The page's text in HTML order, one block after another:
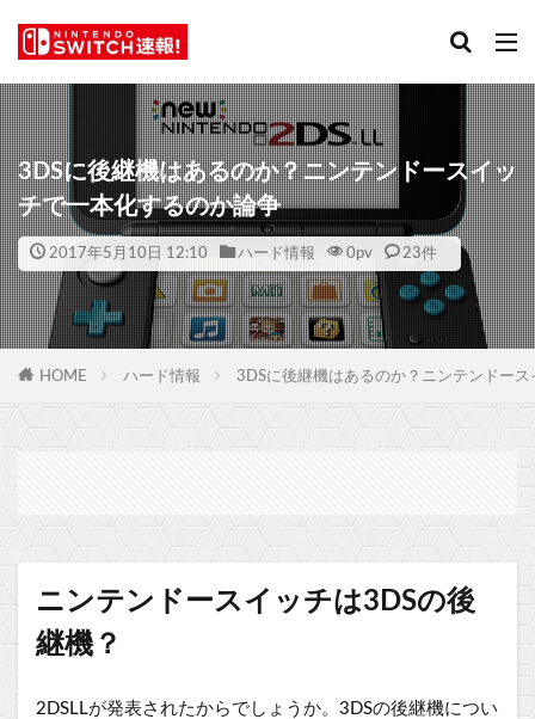
3DSに後継機はあるのか？ニンテンドースイッ
チで一本化するのか論争
2017年5月10日 12:10 ハード情報 0pv 23件
HOME ハード情報 3DSに後継機はあるのか？ニンテンドー
ニンテンドースイッチは3DSの後
継機？
2DSLLが発表されたからでしょうか。3DSの後継機につい